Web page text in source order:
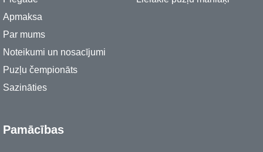
Apmaksa
Par mums
Noteikumi un nosacījumi
Puzļu čempionāts
Sazināties
Pamācības